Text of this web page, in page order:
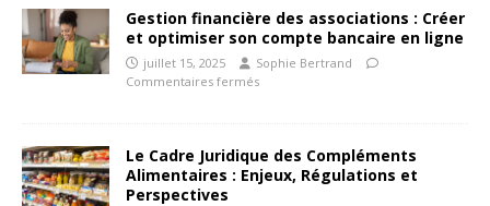
Gestion financière des associations : Créer
et optimiser son compte bancaire en ligne
juillet 15, 2025
Sophie Bertrand
Commentaires fermés
Le Cadre Juridique des Compléments
Alimentaires : Enjeux, Régulations et
Perspectives